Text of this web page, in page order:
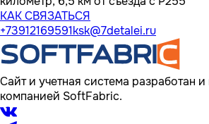
КАК СВЯЗАТЬСЯ
+73912169591ksk@7detalei.ru
Сайт и учетная система разработан
компанией SoftFabric.